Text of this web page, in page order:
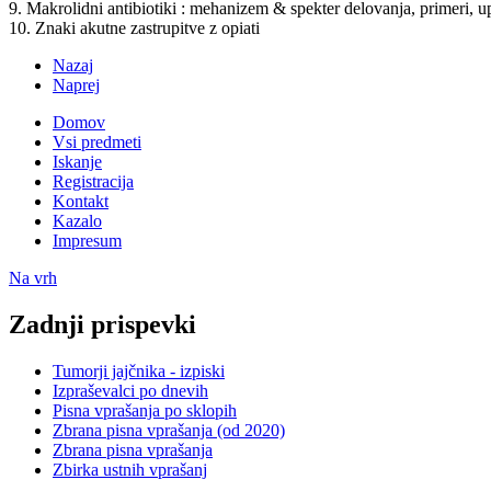
9. Makrolidni antibiotiki : mehanizem & spekter delovanja, primeri,
10. Znaki akutne zastrupitve z opiati
Nazaj
Naprej
Domov
Vsi predmeti
Iskanje
Registracija
Kontakt
Kazalo
Impresum
Na vrh
Zadnji prispevki
Tumorji jajčnika - izpiski
Izpraševalci po dnevih
Pisna vprašanja po sklopih
Zbrana pisna vprašanja (od 2020)
Zbrana pisna vprašanja
Zbirka ustnih vprašanj